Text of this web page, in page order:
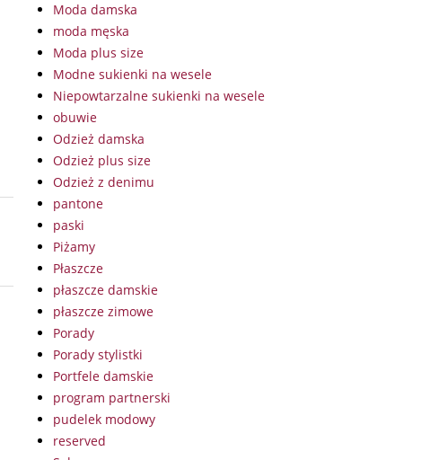
Moda damska
moda męska
Moda plus size
Modne sukienki na wesele
Niepowtarzalne sukienki na wesele
obuwie
Odzież damska
Odzież plus size
Odzież z denimu
pantone
paski
Piżamy
Płaszcze
płaszcze damskie
płaszcze zimowe
Porady
Porady stylistki
Portfele damskie
program partnerski
pudelek modowy
reserved